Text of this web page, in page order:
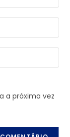
a próxima vez